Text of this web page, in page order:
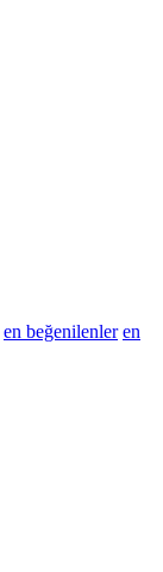
en beğenilenler en